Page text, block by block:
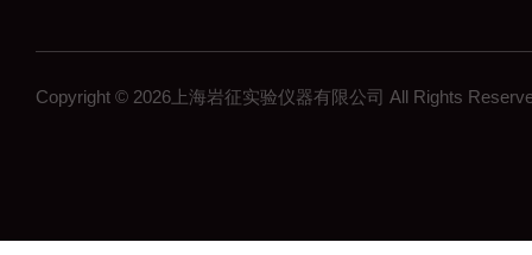
Copyright © 2026上海岩征实验仪器有限公司 All Rights